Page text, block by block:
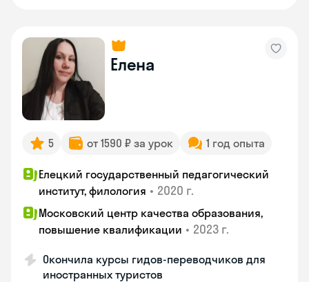
Елена
5 от 1590 ₽ за урок 1 год опыта
Елецкий государственный педагогический
институт, филология • 2020 г.
Московский центр качества образования,
повышение квалификации • 2023 г.
Окончила курсы гидов-переводчиков для
иностранных туристов